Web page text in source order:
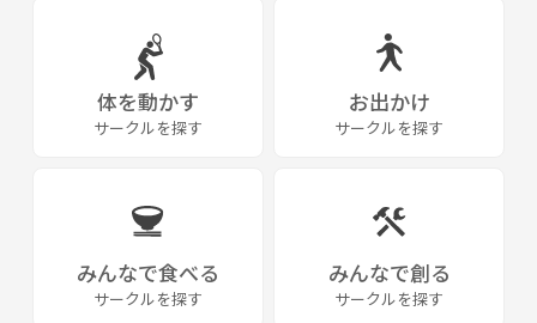
体を動かす
サークルを探す
お出かけ
サークルを探す
みんなで食べる
サークルを探す
みんなで創る
サークルを探す